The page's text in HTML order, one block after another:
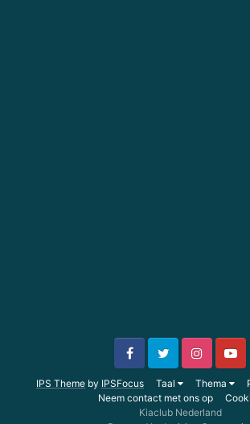
IPS Theme by IPSFocus Taal Thema
Neem contact met ons op
Kiaclub Nederland